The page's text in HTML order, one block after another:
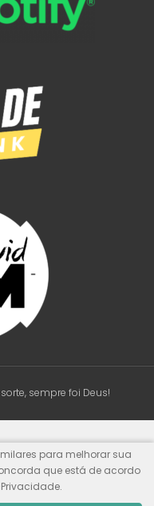
sempre foi Deus!
para melhorar sua
que está de acordo